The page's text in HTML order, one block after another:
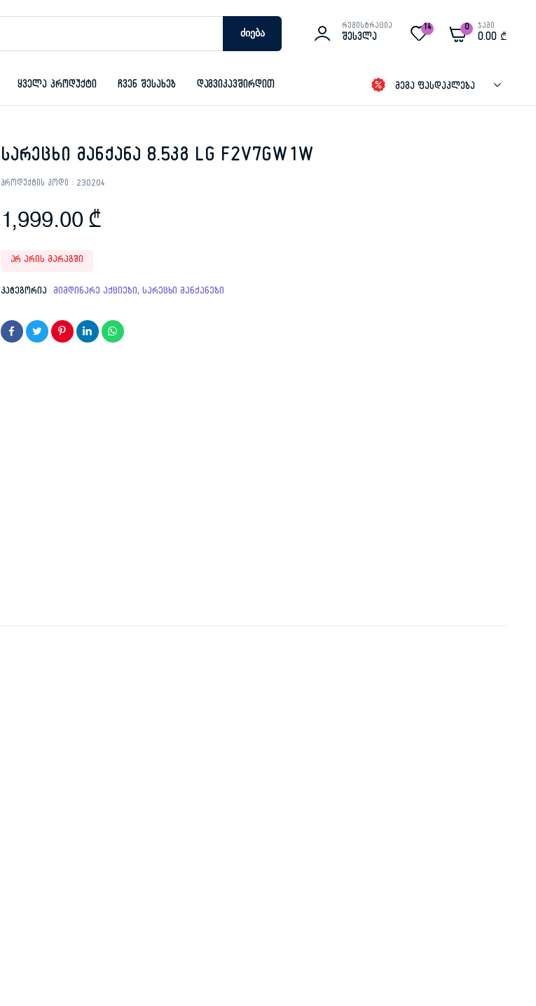
Ძიება
რეგისტრაცია
Შესვლა
14 0 ჯამი
0.00₾
ყველა პროდუქტი ჩვენ შესახებ დაგვიკავშირდით მეგა ფასდაკლება
სარეცხი მანქანა 8.5კგ LG F2V7GW1W
პროდუქტის კოდი : 230204
1,999.00 ₾
არ არის მარაგში
კატეგორია მიმდინარე აქციები, სარეცხი მანქანები